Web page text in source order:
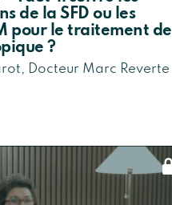
de la SFD ou les
pour le traitement de
?
Docteur Marc Reverte